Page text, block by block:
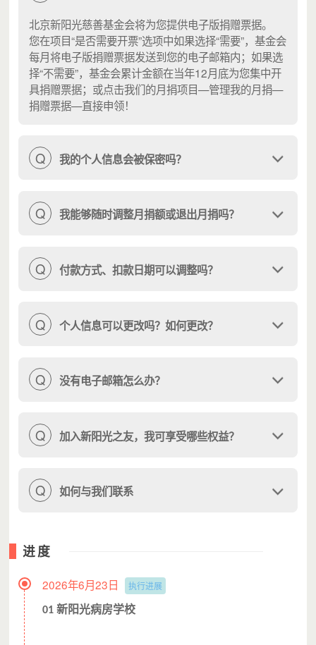
北京新阳光慈善基金会将为您提供电子版捐赠票据。
您在项目“是否需要开票”选项中如果选择“需要”，基金会
每月将电子版捐赠票据发送到您的电子邮箱内；如果选
择“不需要”，基金会累计金额在当年12月底为您集中开
具捐赠票据；或点击我们的月捐项目—管理我的月捐—
捐赠票据—直接申领！
Q 我的个人信息会被保密吗？
Q 我能够随时调整月捐额或退出月捐吗？
Q 付款方式、扣款日期可以调整吗？
Q 个人信息可以更改吗？如何更改？
Q 没有电子邮箱怎么办？
Q 加入新阳光之友，我可享受哪些权益？
Q 如何与我们联系
进度
2026年6月23日 执行进展
01 新阳光病房学校